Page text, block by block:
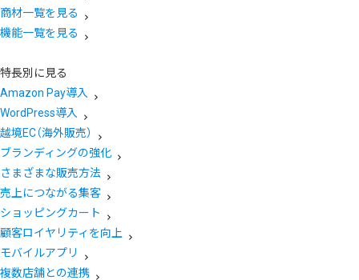
商材一覧を見る
機能一覧を見る
特長別に見る
Amazon Pay導入
WordPress導入
越境EC（海外販売）
ブランディングの強化
さまざまな販売方法
売上につながる集客
ショッピングカート
顧客ロイヤリティを向上
モバイルアプリ
複数店舗との連携